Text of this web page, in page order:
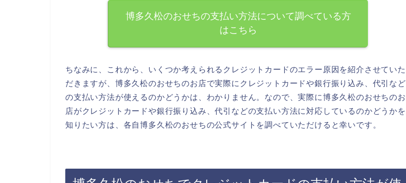
博多久松のおせちの支払い方法について調べている方
はこちら
ちなみに、これから、いくつか考えられるクレジットカードのエラー原因を紹介させていた
だきますが、博多久松のおせちのお店で実際にクレジットカードや銀行振り込み、代引など
の支払い方法が使えるのかどうかは、わかりません。なので、実際に博多久松のおせちのお
店がクレジットカードや銀行振り込み、代引などの支払い方法に対応しているのかどうかを
知りたい方は、各自博多久松のおせちの公式サイトを調べていただけると幸いです。